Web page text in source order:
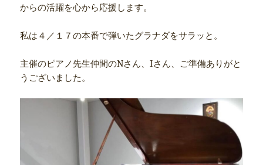
からの活躍を心から応援します。
私は４／１７の本番で弾いたグラナダをサラッと。
主催のピアノ先生仲間のNさん、Iさん、ご準備ありがと
うございました。